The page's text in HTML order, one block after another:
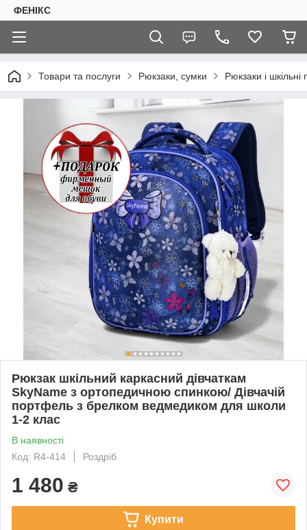
ФЕНІКС
Товари та послуги Рюкзаки, сумки Рюкзаки і шкільні
Рюкзак шкільний каркасний дівчаткам
SkyName з ортопедичною спинкою/ Дівчачій
портфель з брелком ведмедиком для школи
1-2 клас
В наявності
Код: R4-414
Роздріб
1 480 ₴
Купити